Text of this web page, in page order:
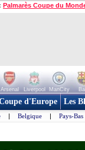
Palmarès Coupe du
Arsenal Liverpool ManCity
d'Europe Les
| Belgique | Pays-Bas